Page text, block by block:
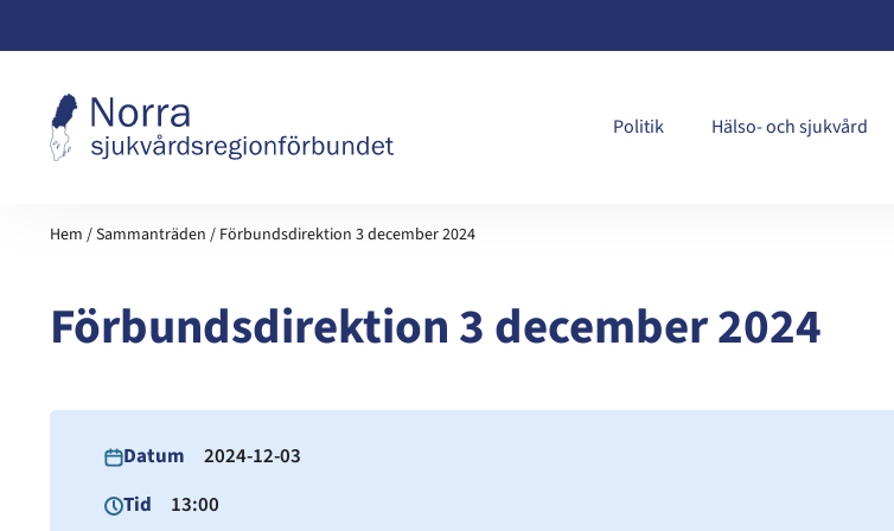
Politik Hälso- och sjukvård
Hem /Sammanträden / Förbundsdirektion 3 december 2024
Förbundsdirektion 3 december 2024
Datum
2024-12-03
Tid
13:00